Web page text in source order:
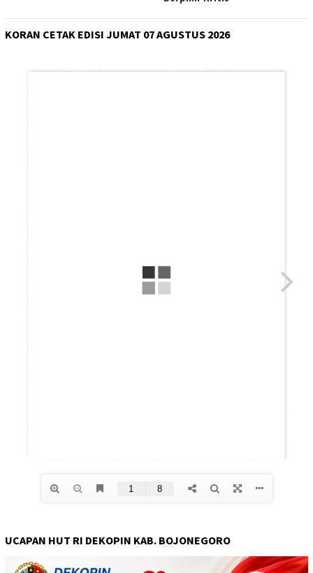
KORAN CETAK EDISI JUMAT 07 AGUSTUS 2026
UCAPAN HUT RI DEKOPIN KAB. BOJONEGORO